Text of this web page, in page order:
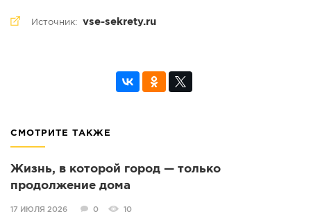
Источник: vse-sekrety.ru
СМОТРИТЕ ТАКЖЕ
Жизнь, в которой город — только
продолжение дома
17 ИЮЛЯ 2026 0 10